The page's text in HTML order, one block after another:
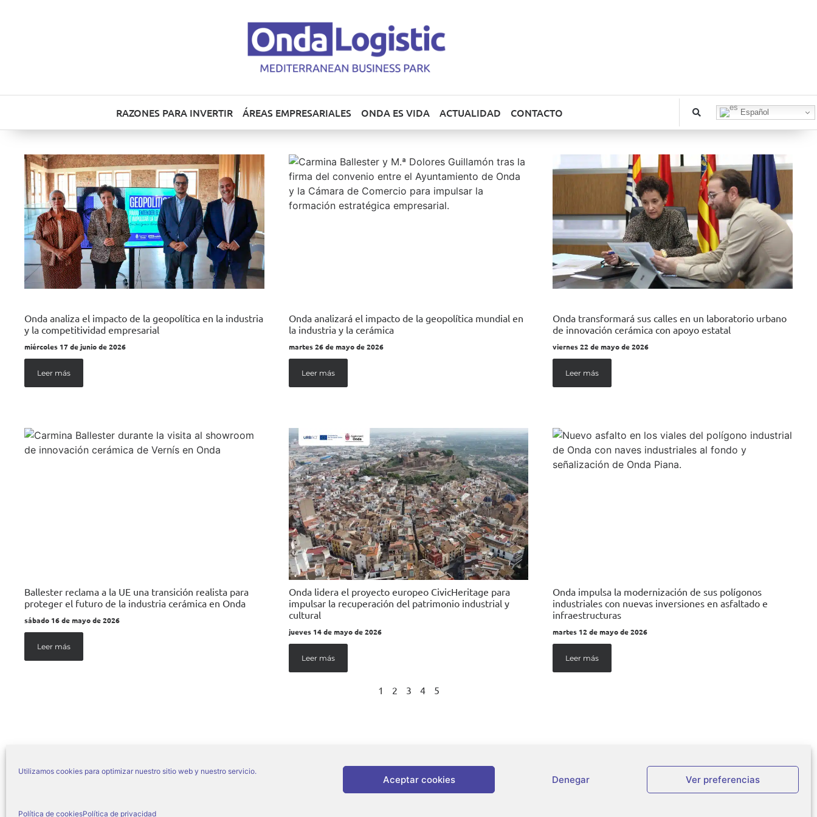
Utilizamos cookies para optimizar nuestro sitio web y nuestro servicio.
Aceptar cookies Denegar Ver preferencias
Política de cookiesPolítica de privacidad
RAZONES PARA INVERTIR ÁREAS EMPRESARIALES ONDA ES VIDA ACTUALIDAD CONTACTO Español
Onda analiza el impacto de la geopolítica en la industria
y la competitividad empresarial
miércoles 17 de junio de 2026
Leer más
Onda analizará el impacto de la geopolítica mundial en
la industria y la cerámica
martes 26 de mayo de 2026
Leer más
Onda transformará sus calles en un laboratorio urbano
de innovación cerámica con apoyo estatal
viernes 22 de mayo de 2026
Leer más
Ballester reclama a la UE una transición realista para
proteger el futuro de la industria cerámica en Onda
sábado 16 de mayo de 2026
Leer más
Onda lidera el proyecto europeo CivicHeritage para
impulsar la recuperación del patrimonio industrial y
cultural
jueves 14 de mayo de 2026
Leer más
Onda impulsa la modernización de sus polígonos
industriales con nuevas inversiones en asfaltado e
infraestructuras
martes 12 de mayo de 2026
Leer más
1 2 3 4 5
Política de privacidad|Política de cookies